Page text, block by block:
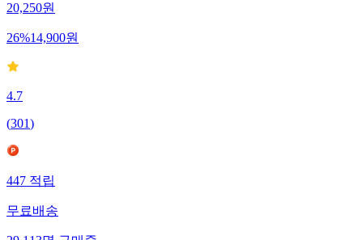
20,250원
26%14,900원
4.7
(301)
447 적립
무료배송